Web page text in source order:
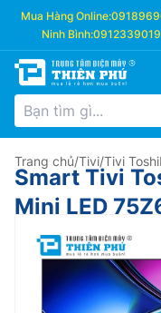
Mua Hàng Online:
Ninh Bình:0912339019
Trang chủ/Tivi/Tivi
Smart Tivi
Mini LED